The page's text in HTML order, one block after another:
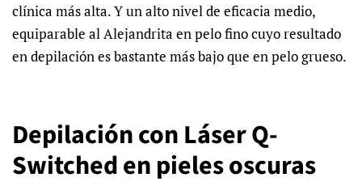
clínica más alta. Y un alto nivel de eficacia medio,
equiparable al Alejandrita en pelo fino cuyo resultado
en depilación es bastante más bajo que en pelo grueso.
Depilación con Láser Q-
Switched en pieles oscuras